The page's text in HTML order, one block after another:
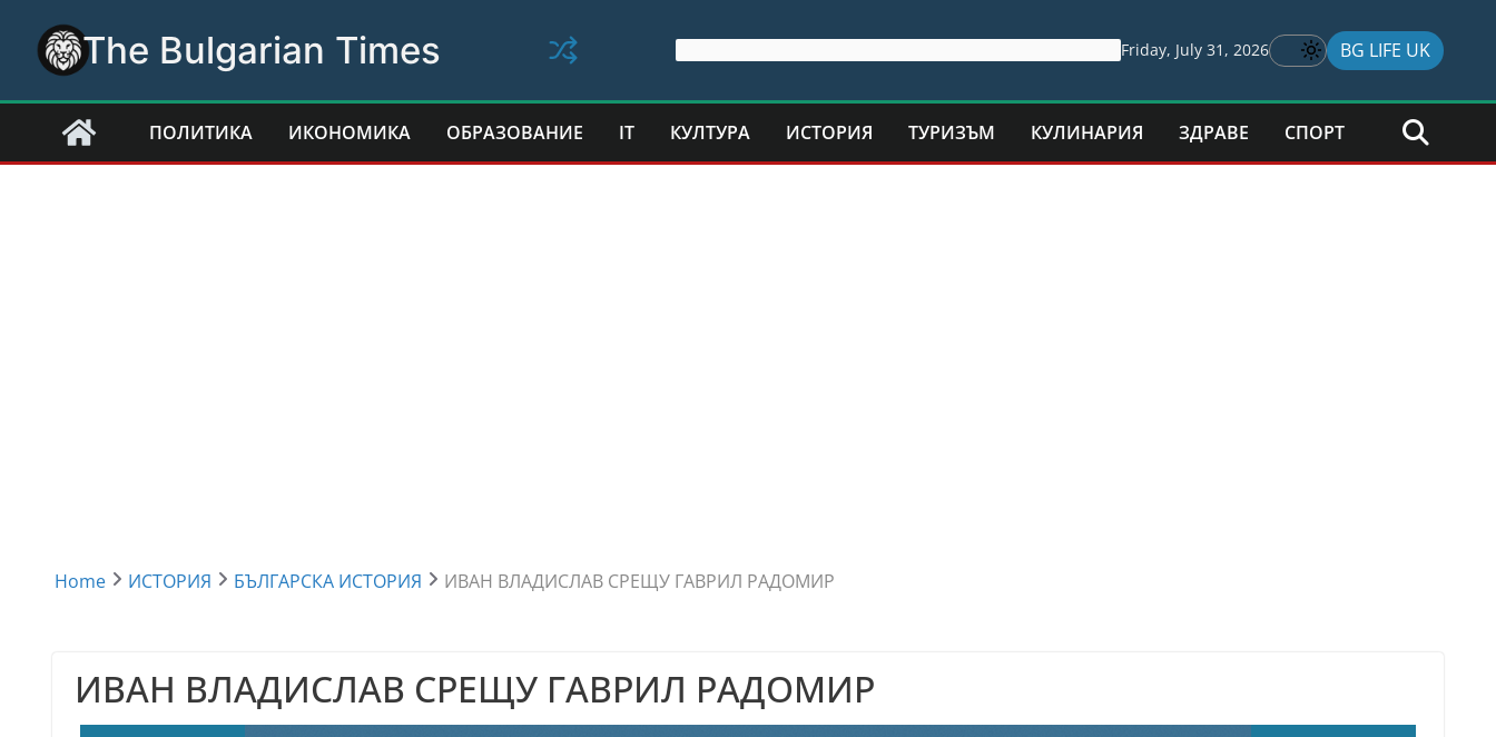
content
The Bulgarian Times Friday, July 31, 2026 BG LIFE UK
ПОЛИТИКА ИКОНОМИКА ОБРАЗОВАНИЕ IT КУЛТУРА ИСТОРИЯ ТУРИЗЪМ КУЛИНАРИЯ ЗДРАВЕ СПОРТ
Home ИСТОРИЯ БЪЛГАРСКА ИСТОРИЯ ИВАН ВЛАДИСЛАВ СРЕЩУ ГАВРИЛ РАДОМИР
ИВАН ВЛАДИСЛАВ СРЕЩУ ГАВРИЛ РАДОМИР